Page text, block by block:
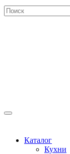
Каталог
Кухни